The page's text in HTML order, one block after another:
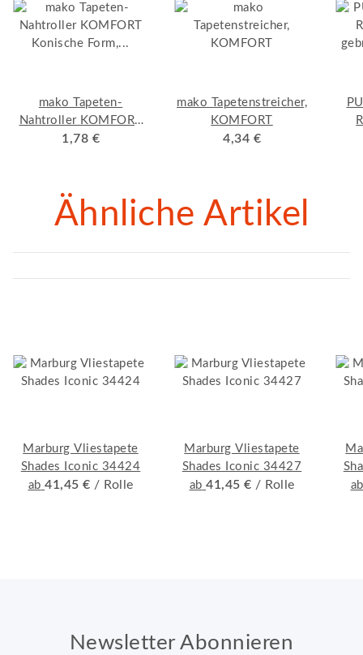
mako Tapeten-
Nahtroller KOMFORT
Konische Form,
1,78 €
mako Tapetenstreicher,
KOMFORT
4,34 €
Ähnliche Artikel
Marburg Vliestapete
Shades Iconic 34424
ab 41,45 € / Rolle
Marburg Vliestapete
Shades Iconic 34427
ab 41,45 € / Rolle
ab
Newsletter Abonnieren